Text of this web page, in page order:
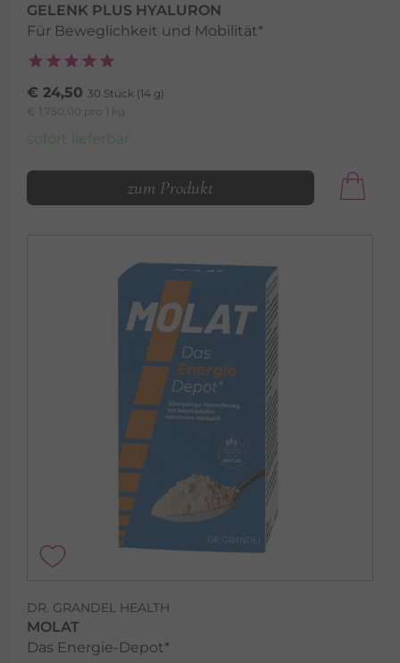
DR. GRANDEL HEALTH PRODUCTS
GELENKE
Gelenke »
GELENK PLUS HYALURON
Für Beweglichkeit und Mobilität*
€ 24,50 30 Stück (14 g)
€ 1.750,00 pro 1 kg
sofort lieferbar
zum Produkt
DR. GRANDEL HEALTH
MOLAT
Das Energie-Depot*